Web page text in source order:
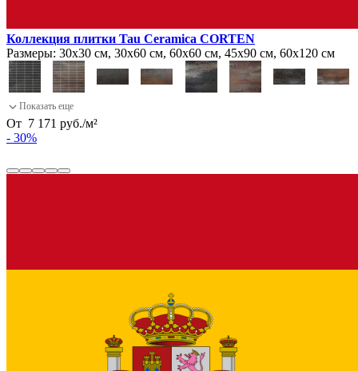
Коллекция плитки Tau Ceramica CORTEN
Размеры: 30х30 см, 30х60 см, 60х60 см, 45х90 см, 60х120 см
От 7 171 руб./м²
- 30%